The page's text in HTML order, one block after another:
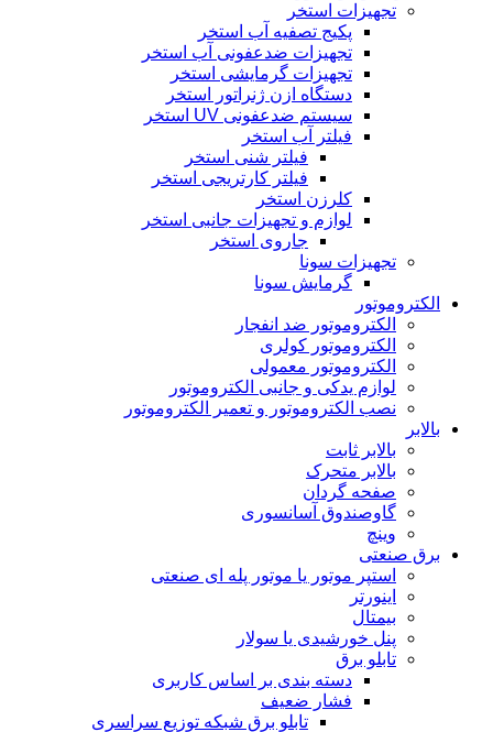
تجهیزات استخر
پکیج تصفیه آب استخر
تجهیزات ضدعفونی آب استخر
تجهیزات گرمایشی استخر
دستگاه ازن ژنراتور استخر
سیستم ضدعفونی UV استخر
فیلتر آب استخر
فیلتر شنی استخر
فیلتر کارتریجی استخر
کلرزن استخر
لوازم و تجهیزات جانبی استخر
جاروی استخر
تجهیزات سونا
گرمایش سونا
الکتروموتور
الکتروموتور ضد انفجار
الکتروموتور کولری
الکتروموتور معمولی
لوازم یدکی و جانبی الکتروموتور
نصب الکتروموتور و تعمیر الکتروموتور
بالابر
بالابر ثابت
بالابر متحرک
صفحه گردان
گاوصندوق آسانسوری
وینچ
برق صنعتی
استپر موتور یا موتور پله ای صنعتی
اینورتر
بیمتال
پنل خورشیدی یا سولار
تابلو برق
دسته بندی بر اساس کاربری
فشار ضعیف
تابلو برق شبکه توزیع سراسری